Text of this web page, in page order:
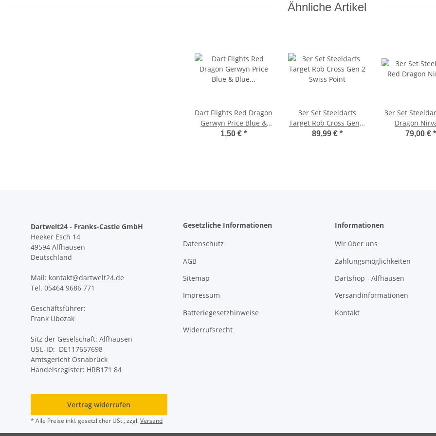
Ähnliche Artikel
Dart Flights Red Dragon
Gerwyn Price Blue &
Blue Stripe 6523
1,50 € *
3er Set Steeldarts
Target Rob Cross Gen 2
Swiss Point
89,99 € *
3er Set
Dragon
79,00 € *
Dartwelt24 - Franks-Castle GmbH
Heeker Esch 14
49594 Alfhausen
Deutschland
Mail: kontakt@dartwelt24.de
Tel. 05464 9686 771
Geschäftsführer:
Frank Ubozak
Sitz der Geselschaft: Alfhausen
USt.-ID: DE117657698
Amtsgericht Osnabrück
Handelsregister: HRB171 84
Gesetzliche Informationen
Datenschutz
AGB
Sitemap
Impressum
Batteriegesetzhinweise
Widerrufsrecht
Informationen
Wir über uns
Zahlungsmöglichkeiten
Dartshop - Alfhausen
Versandinformationen
Kontakt
Vertrag widerrufen
* Alle Preise inkl. gesetzlicher USt., zzgl.Versand